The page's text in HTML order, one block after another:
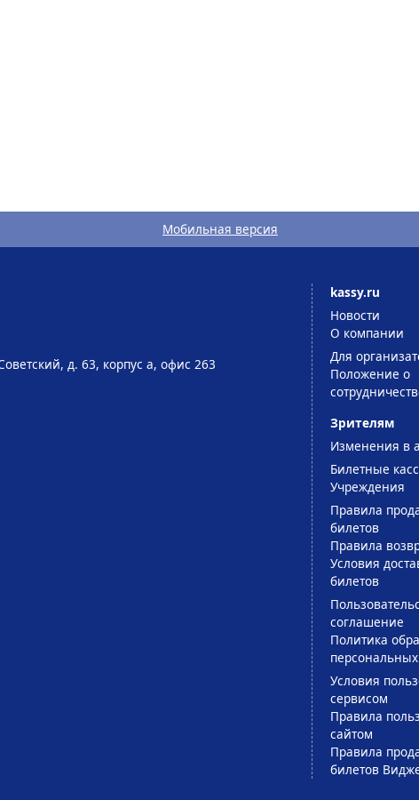
Мобильная версия
д. 63, корпус а, офис 263
kassy.ru
Новости
О компании
Для
Положение о
Зрителям
Изменения в
Билетные
Учреждения
Правила
билетов
Правила
Условия
билетов
соглашение
Политика
Условия
сервисом
Правила
сайтом
Правила
билетов